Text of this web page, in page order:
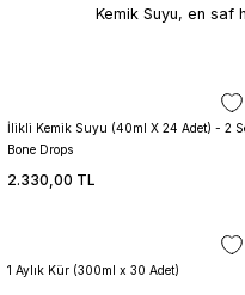
Kemik Suyu, en saf
İlikli Kemik Suyu (40ml X 24 Adet) - 2
Bone Drops
2.330,00 TL
1 Aylık Kür (300ml x 30 Adet)